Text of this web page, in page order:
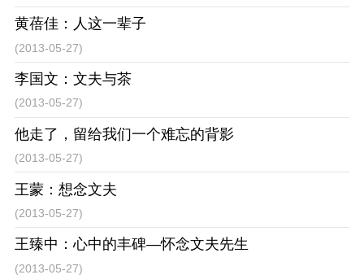
黄蓓佳：人这一辈子
(2013-05-27)
李国文：文夫与茶
(2013-05-27)
他走了，留给我们一个难忘的背影
(2013-05-27)
王蒙：想念文夫
(2013-05-27)
王臻中：心中的丰碑—怀念文夫先生
(2013-05-27)